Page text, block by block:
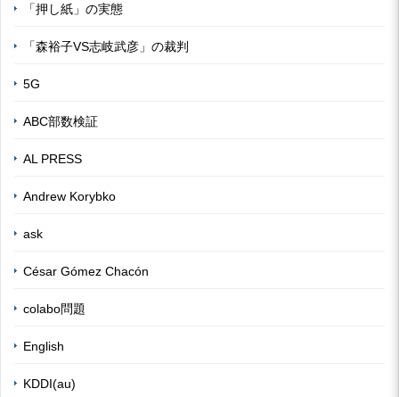
「押し紙」の実態
「森裕子VS志岐武彦」の裁判
5G
ABC部数検証
AL PRESS
Andrew Korybko
ask
César Gómez Chacón
colabo問題
English
KDDI(au)